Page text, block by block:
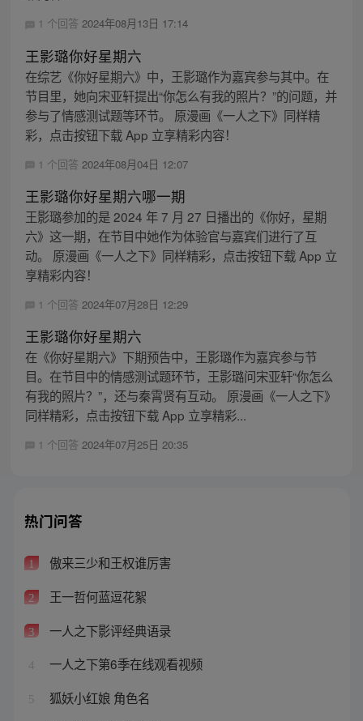
1 个回答 2024年08月13日 17:14
王影璐你好星期六
在综艺《你好星期六》中，王影璐作为嘉宾参与其中。在
节目里，她向宋亚轩提出“你怎么有我的照片？”的问题，并
参与了情感测试题等环节。 原漫画《一人之下》同样精
彩，点击按钮下载 App 立享精彩内容！
1 个回答 2024年08月04日 12:07
王影璐你好星期六哪一期
王影璐参加的是 2024 年 7 月 27 日播出的《你好，星期
六》这一期，在节目中她作为体验官与嘉宾们进行了互
动。 原漫画《一人之下》同样精彩，点击按钮下载 App 立
享精彩内容！
1 个回答 2024年07月28日 12:29
王影璐你好星期六
在《你好星期六》下期预告中，王影璐作为嘉宾参与节
目。在节目中的情感测试题环节，王影璐问宋亚轩“你怎么
有我的照片？”，还与秦霄贤有互动。 原漫画《一人之下》
同样精彩，点击按钮下载 App 立享精彩...
1 个回答 2024年07月25日 20:35
热门问答
1 傲来三少和王权谁厉害
2 王一哲何蓝逗花絮
3 一人之下影评经典语录
4 一人之下第6季在线观看视频
5 狐妖小红娘 角色名